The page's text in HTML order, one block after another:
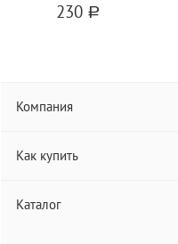
230 a
Компания
Как купить
Каталог